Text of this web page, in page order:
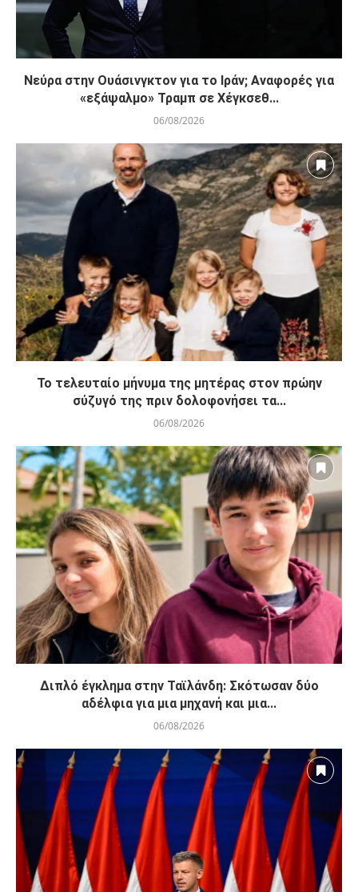
Νεύρα στην Ουάσινγκτον για το Ιράν; Αναφορές για
«εξάψαλμο» Τραμπ σε Χέγκσεθ...
06/08/2026
Το τελευταίο μήνυμα της μητέρας στον πρώην
σύζυγό της πριν δολοφονήσει τα...
06/08/2026
Διπλό έγκλημα στην Ταϊλάνδη: Σκότωσαν δύο
αδέλφια για μια μηχανή και μια...
06/08/2026